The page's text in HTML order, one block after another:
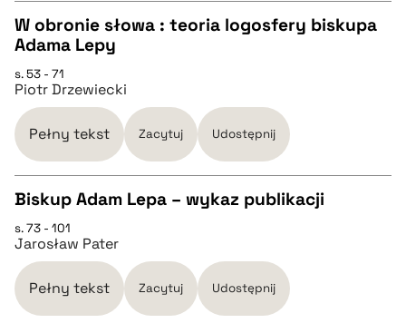
CZYSTY TEKST
pobierz cytat
BIBTEX
W obronie słowa : teoria logosfery biskupa
Adama Lepy
s. 53 - 71
Piotr Drzewiecki
Pełny tekst Zacytuj Udostępnij
CZYSTY TEKST
pobierz cytat
Biskup Adam Lepa – wykaz publikacji
s. 73 - 101
Jarosław Pater
Pełny tekst Zacytuj Udostępnij